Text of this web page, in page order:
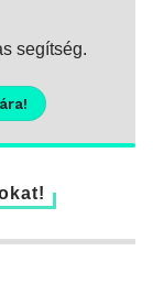
segítség.